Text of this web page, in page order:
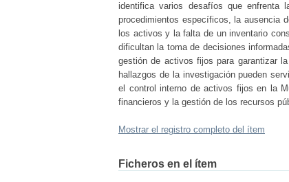
identifica varios desafíos que
procedimientos específicos, la ausencia
los activos y la falta de un inventario
dificultan la toma de decisiones
gestión de activos fijos para garantizar
hallazgos de la investigación pueden
el control interno de activos fijos en la
financieros y la gestión de los recursos
Mostrar el registro completo del ítem
Ficheros en el ítem